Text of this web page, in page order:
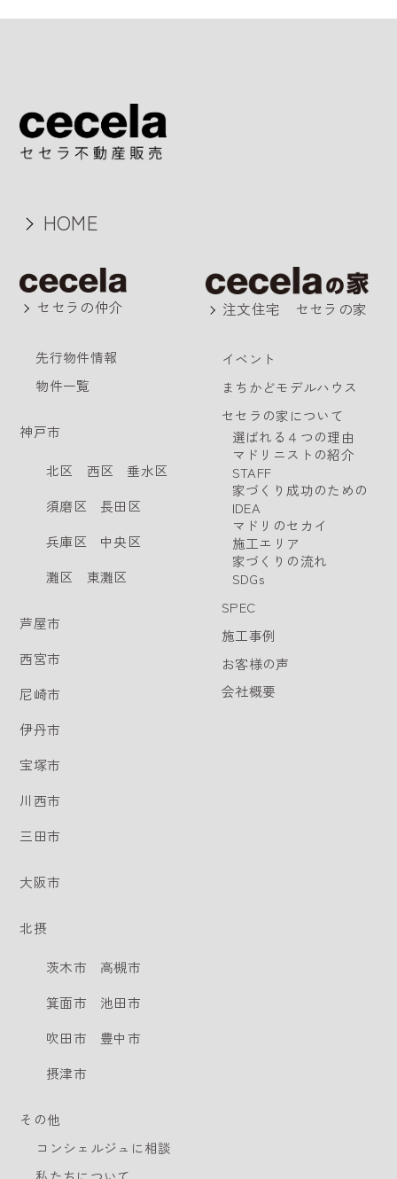
HOME
セセラの仲介
先行物件情報
物件一覧
神戸市
北区 西区
垂水区
須磨区
長田区
兵庫区
中央区
灘区
東灘区
芦屋市
西宮市
尼崎市
伊丹市
宝塚市
川西市
三田市
大阪市
北摂
茨木市
高槻市
箕面市
池田市
吹田市
豊中市
摂津市
その他
コンシェルジュに相談
注文住宅 セセラの家
イベント
まちかどモデルハウス
セセラの家について
選ばれる４つの理由
マドリニストの紹介
STAFF
家づくり成功のための
IDEA
マドリのセカイ
施工エリア
家づくりの流れ
SDGs
SPEC
施工事例
お客様の声
会社概要